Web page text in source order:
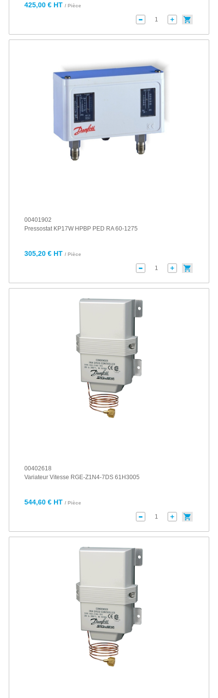
425,00 € HT / Pièce
00401902
Pressostat KP17W HPBP PED RA 60-1275
305,20 € HT / Pièce
00402618
Variateur Vitesse RGE-Z1N4-7DS 61H3005
544,60 € HT / Pièce